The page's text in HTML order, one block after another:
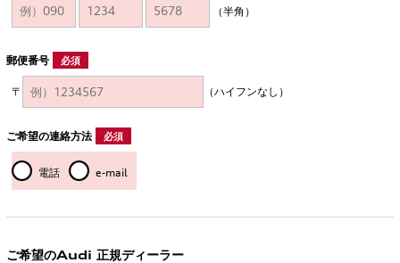
（半角）
郵便番号 必須
〒 （ハイフンなし）
ご希望の連絡方法 必須
電話 e-mail
ご希望のAudi 正規ディーラー